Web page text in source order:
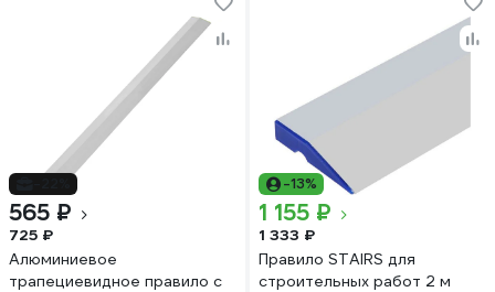
565 ₽
725 ₽
Алюминиевое
трапециевидное правило с
-13%
1 155 ₽
1 333 ₽
Правило STAIRS для
строительных работ 2 м